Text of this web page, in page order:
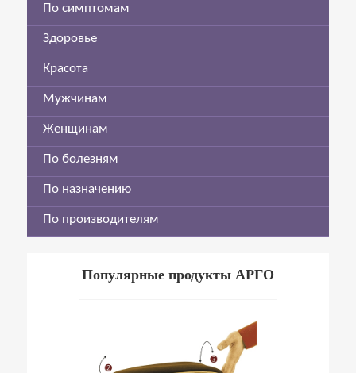
По симптомам
Здоровье
Красота
Мужчинам
Женщинам
По болезням
По назначению
По производителям
Популярные продукты АРГО